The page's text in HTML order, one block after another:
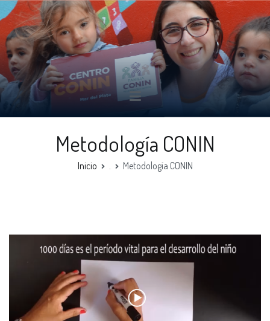
CONIN Mar del Plata
Metodología CONIN
Inicio Metodología CONIN